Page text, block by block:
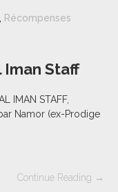
, Récompenses
Iman Staff
IMAN STAFF,
Namor (ex-Prodige
Continue Reading →